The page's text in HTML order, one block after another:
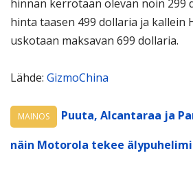
hinnan kerrotaan olevan noin 299
hinta taasen 499 dollaria ja kallein
uskotaan maksavan 699 dollaria.
Lähde: GizmoChina
MAINOS
Puuta, Alcantaraa ja
näin Motorola tekee